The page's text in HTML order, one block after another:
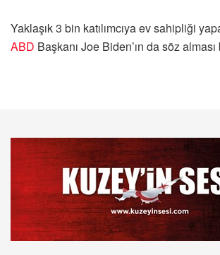
Yaklaşık 3 bin katılımcıya ev sahipliği
ABD Başkanı Joe Biden’ın da söz